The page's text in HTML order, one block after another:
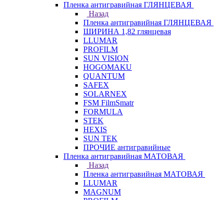
Пленка антигравийная ГЛЯНЦЕВАЯ
Назад
Пленка антигравийная ГЛЯНЦЕВАЯ
ШИРИНА 1,82 глянцевая
LLUMAR
PROFILM
SUN VISION
HOGOMAKU
QUANTUM
SAFEX
SOLARNEX
FSM FilmSmatr
FORMULA
STEK
HEXIS
SUN TEK
ПРОЧИЕ антигравийные
Пленка антигравийная МАТОВАЯ
Назад
Пленка антигравийная МАТОВАЯ
LLUMAR
MAGNUM